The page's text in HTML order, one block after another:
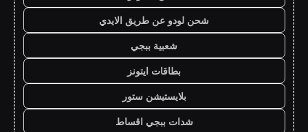
شحن لودو عن طريق الايدي
شعبية ببجي
بطاقات ايتونز
بلايستيشن ستور
شدات ببجي اقساط